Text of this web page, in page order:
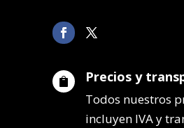
 Precios y
Todos nuestros
incluyen IVA y